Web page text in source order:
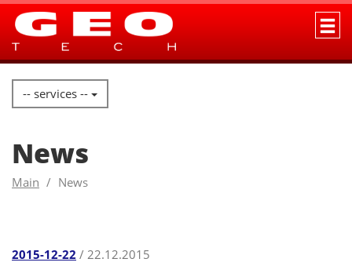
-- services --
News
Main News
2015-12-22 / 22.12.2015